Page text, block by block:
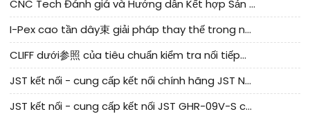
CNC Tech Đánh giá và Hướng dẫn Kết hợp Sản xuất Linh kiện Cable Nội địa
I-Pex cao tần dây束 giải pháp thay thế trong nước phân tích
CLIFF dưới参照 của tiêu chuẩn kiểm tra nối tiếp器 trong nước được cập nhật
JST kết nối - cung cấp kết nối chính hãng JST NSHR-02V-S | sản phẩm thay thế
JST kết nối - cung cấp kết nối JST GHR-09V-S chính hãng | hàng thay thế